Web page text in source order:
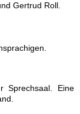
Gertrud Roll.
Sprechsaal. Eine